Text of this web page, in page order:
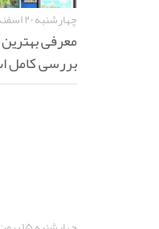
چهارشنبه ۲۰ اسفند ۹۹
معرفی
بررسی کامل